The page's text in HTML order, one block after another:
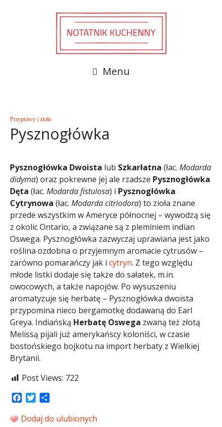
Menu
Przyprawy i zioła
Pysznogłówka
Pysznogłówka Dwoista lub Szkarłatna (łac. Modarda
didyma) oraz pokrewne jej ale rzadsze Pysznogłówka
Dęta (łac. Modarda fistulosa) i Pysznogłówka
Cytrynowa (łac. Modarda citriodora) to zioła znane
przede wszystkim w Ameryce północnej – wywodzą się
z okolic Ontario, a związane są z pleminiem indian
Oswega. Pysznogłówka zazwyczaj uprawiana jest jako
roślina ozdobna o przyjemnym aromacie cytrusów –
zarówno pomarańczy jak i cytryn. Z tego względu
młode listki dodaje się także do sałatek, m.in.
owocowych, a także napojów. Po wysuszeniu
aromatyzuje się herbatę – Pysznogłówka dwoista
przypomina nieco bergamotkę dodawaną do Earl
Greya. Indiańską Herbatę Oswega zwaną też złotą
Melissą pijali już amerykańscy koloniści, w czasie
bostońskiego bojkotu na import herbaty z Wielkiej
Brytanii.
Post Views: 722
Facebook
Twitter
Dodaj do ulubionych